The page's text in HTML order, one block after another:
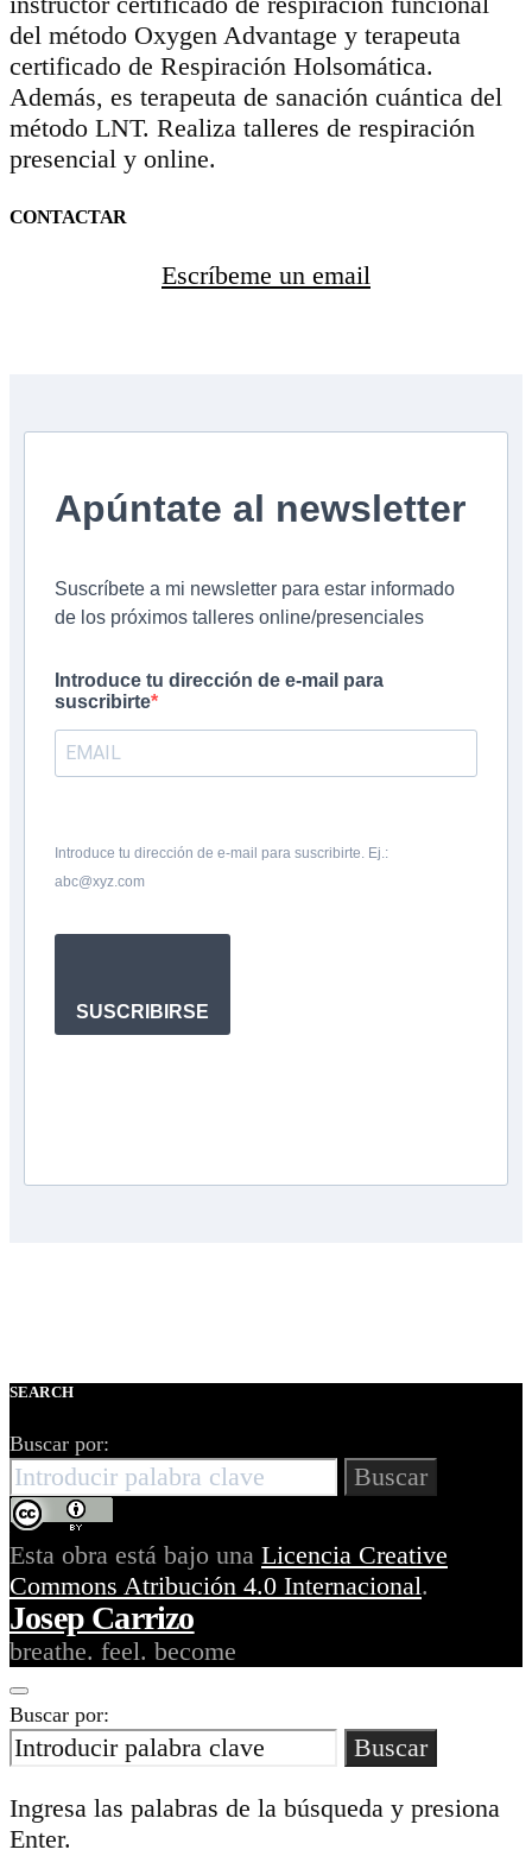
del método Oxygen Advantage y terapeuta
certificado de Respiración Holsomática.
Además, es terapeuta de sanación cuántica del
método LNT. Realiza talleres de respiración
presencial y online.
CONTACTAR
Escríbeme un email
Apúntate al newsletter
Suscríbete a mi newsletter para estar informado
de los próximos talleres online/presenciales
Introduce tu dirección de e-mail para
suscribirte
Introduce tu dirección de e-mail para suscribirte. Ej.:
abc@xyz.com
SUSCRIBIRSE
SEARCH
Buscar por:
Buscar
Esta obra está bajo una Licencia Creative
Commons Atribución 4.0 Internacional.
Josep Carrizo
breathe. feel. become
Buscar por:
Buscar
Ingresa las palabras de la búsqueda y presiona
Enter.